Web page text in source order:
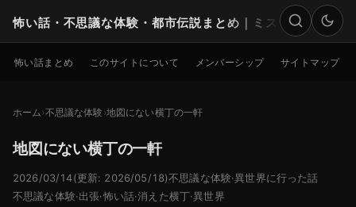
怖い話・不思議な体験・都市伝説まとめ｜ミステリー
検索
怖い話まとめ このサイトについて メンバーシップ サイトマップ
ホーム 不思議な体験 地図にない横丁の一軒
地図にない横丁の一軒
2026/03/14(更新: 2026/05/18)不思議な体験·異世界に行った話
不思議な体験·出張·怖い話·消えた横丁·異世界